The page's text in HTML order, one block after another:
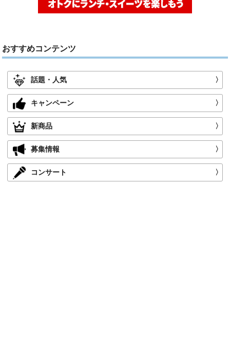
おすすめコンテンツ
話題・人気 〉
キャンペーン 〉
新商品 〉
募集情報 〉
コンサート 〉